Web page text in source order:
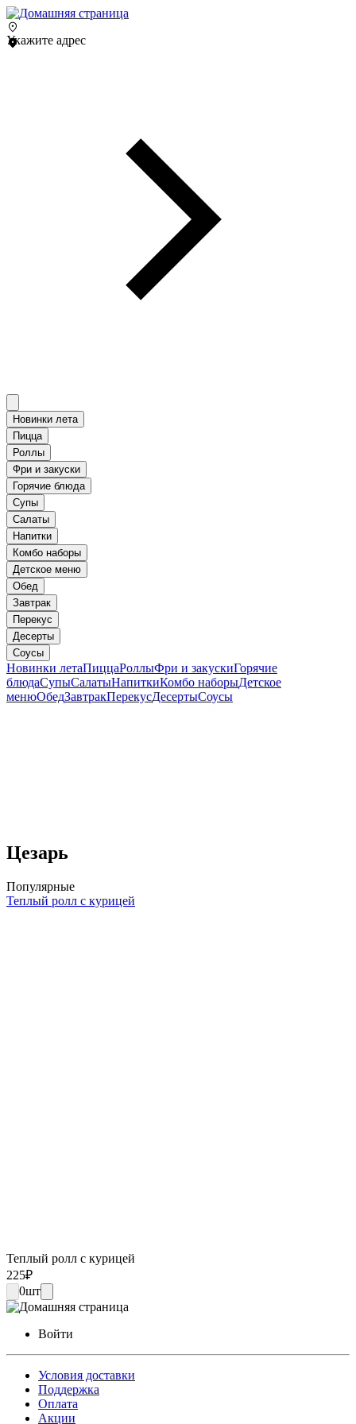
Укажите адрес
Новинки лета
Пицца
Роллы
Фри и закуски
Горячие блюда
Супы
Салаты
Напитки
Комбо наборы
Детское меню
Обед
Завтрак
Перекус
Десерты
Соусы
Новинки летаПиццаРоллыФри и закускиГорячие
блюдаСупыСалатыНапиткиКомбо наборыДетское
менюОбедЗавтракПерекусДесертыСоусы
Цезарь
Популярные
Теплый ролл с курицей
Теплый ролл с курицей
225₽
0шт
Войти
Условия доставки
Поддержка
Оплата
Акции